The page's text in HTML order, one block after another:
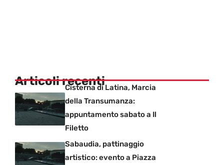
Articoli recentiCisterna di Latina, Marcia
della Transumanza:
appuntamento sabato a Il
Filetto
Sabaudia, pattinaggio
artistico: evento a Piazza